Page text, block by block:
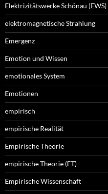
Elektrizitätswerke Schönau (EWS)
elektromagnetische Strahlung
Emergenz
Emotion und Wissen
emotionales System
Emotionen
empirisch
empirische Realität
Empirische Theorie
empirische Theorie (ET)
Empirische Wissenschaft